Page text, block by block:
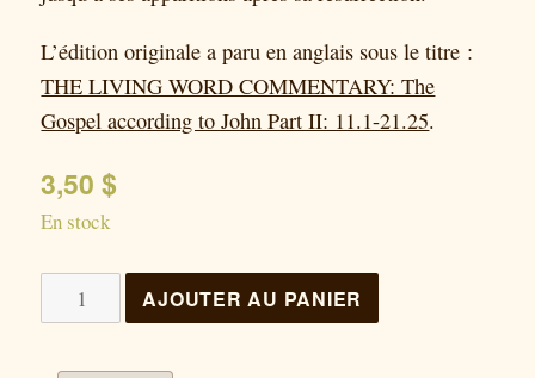
L’édition originale a paru en anglais sous le titre :
THE LIVING WORD COMMENTARY: The
Gospel according to John Part II: 11.1-21.25.
3,50$
En stock
quantité
de
AJOUTER AU PANIER